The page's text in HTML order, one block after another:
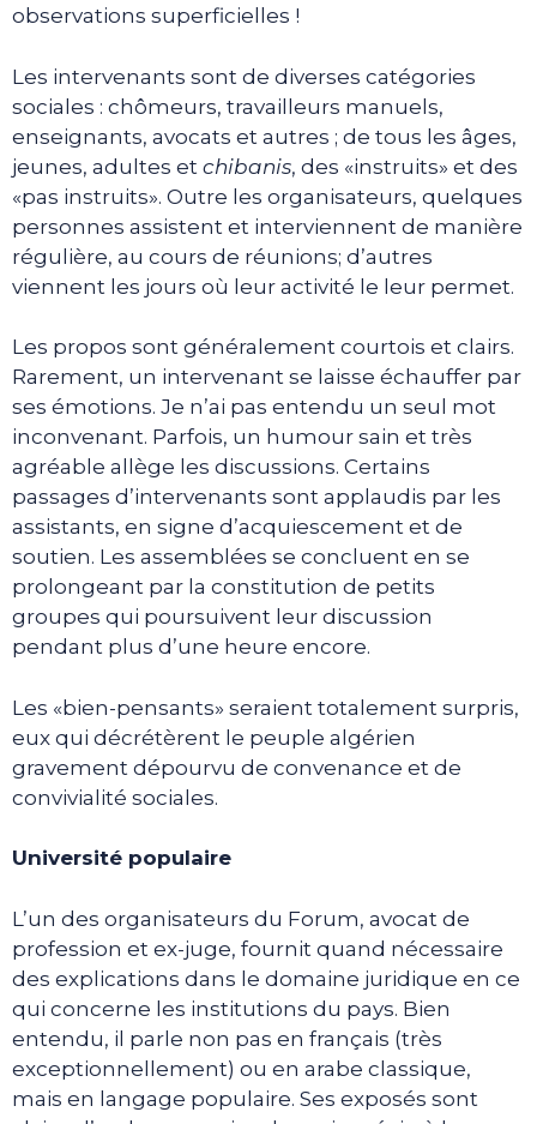
observations superficielles !
Les intervenants sont de diverses catégories
sociales : chômeurs, travailleurs manuels,
enseignants, avocats et autres ; de tous les âges,
jeunes, adultes et chibanis, des «instruits» et des
«pas instruits». Outre les organisateurs, quelques
personnes assistent et interviennent de manière
régulière, au cours de réunions; d’autres
viennent les jours où leur activité le leur permet.
Les propos sont généralement courtois et clairs.
Rarement, un intervenant se laisse échauffer par
ses émotions. Je n’ai pas entendu un seul mot
inconvenant. Parfois, un humour sain et très
agréable allège les discussions. Certains
passages d’intervenants sont applaudis par les
assistants, en signe d’acquiescement et de
soutien. Les assemblées se concluent en se
prolongeant par la constitution de petits
groupes qui poursuivent leur discussion
pendant plus d’une heure encore.
Les «bien-pensants» seraient totalement surpris,
eux qui décrétèrent le peuple algérien
gravement dépourvu de convenance et de
convivialité sociales.
Université populaire
L’un des organisateurs du Forum, avocat de
profession et ex-juge, fournit quand nécessaire
des explications dans le domaine juridique en ce
qui concerne les institutions du pays. Bien
entendu, il parle non pas en français (très
exceptionnellement) ou en arabe classique,
mais en langage populaire. Ses exposés sont